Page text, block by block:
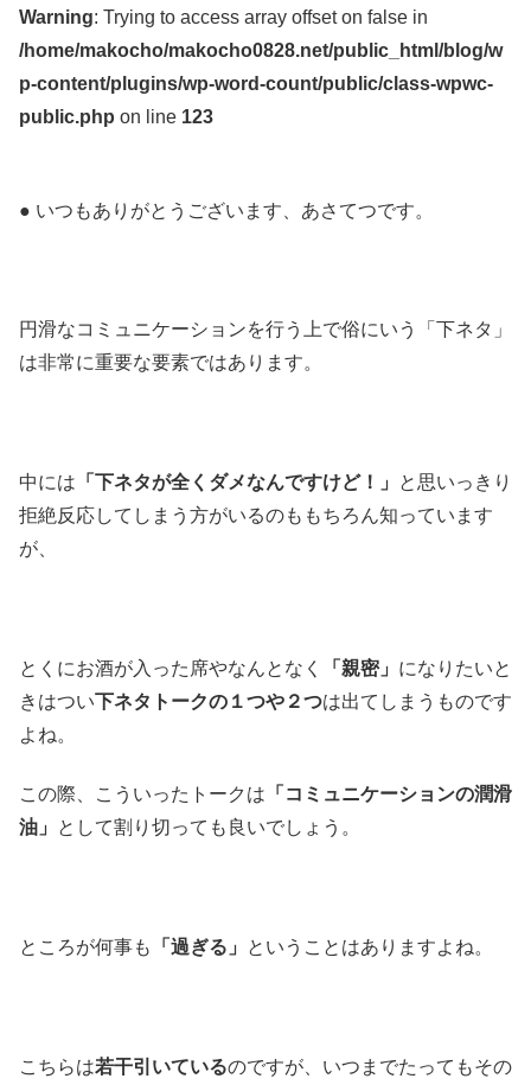
Warning: Trying to access array offset on false in
/home/makocho/makocho0828.net/public_html/blog/w
p-content/plugins/wp-word-count/public/class-wpwc-
public.php on line 123
● いつもありがとうございます、あさてつです。
円滑なコミュニケーションを行う上で俗にいう「下ネタ」
は非常に重要な要素ではあります。
中には 「下ネタが全くダメなんですけど！」
と思いっきり
拒絶反応してしまう方がいるのももちろん知っています
が、
とくにお酒が入った席やなんとなく 「親密」 になりたいと
きはつい下ネタトークの１つや２つは出てしまうものです
よね。
この際、こういったトークは 「コミュニケーションの潤滑
油」
として割り切っても良いでしょう。
ところが何事も 「過ぎる」 ということはありますよね。
こちらは若干引いているのですが、いつまでたってもその